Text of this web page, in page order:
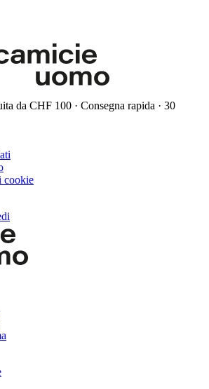
da CHF 100 · Consegna rapida · 30
cookie